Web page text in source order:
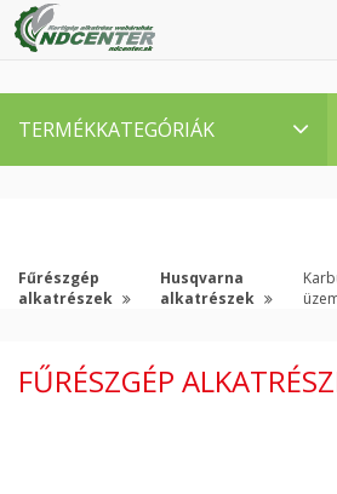
TERMÉKKATEGÓRIÁK
Fűrészgép
alkatrészek
Husqvarna
alkatrészek
FŰRÉSZGÉP